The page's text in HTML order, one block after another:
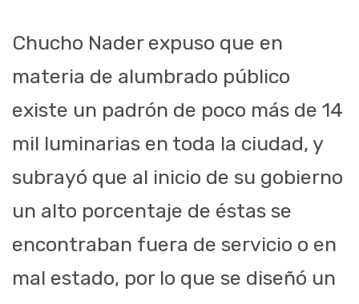
Chucho Nader expuso que en
materia de alumbrado público
existe un padrón de poco más de 14
mil luminarias en toda la ciudad, y
subrayó que al inicio de su gobierno
un alto porcentaje de éstas se
encontraban fuera de servicio o en
mal estado, por lo que se diseñó un